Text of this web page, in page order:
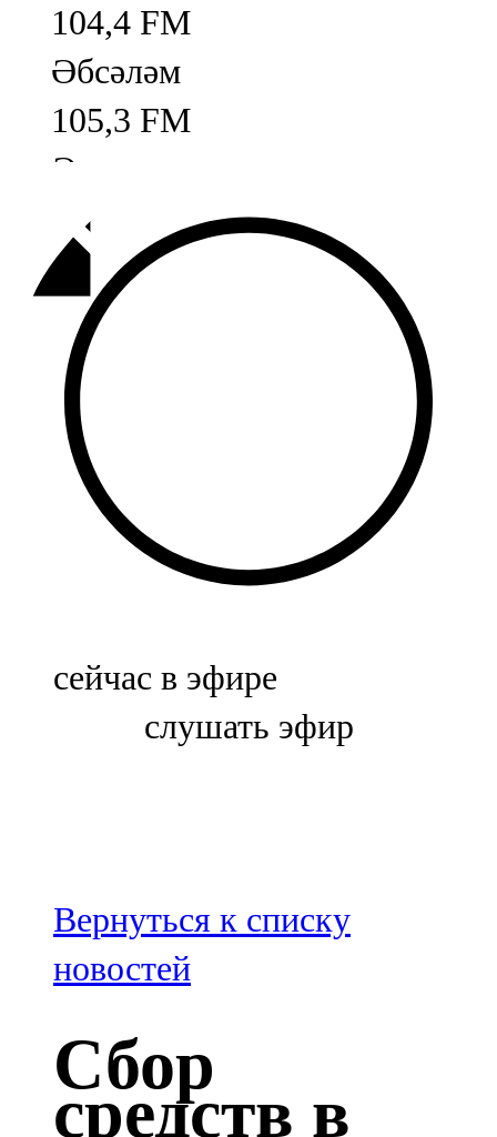
104,4 FM
Әбсәләм
105,3 FM
Әлмәт
92,9 FM
Базарлы матак
107,1 FM
Балык бистәсе
104,9 FM
Баулы
107,5 FM
Биләр
Болгар
100,3 FM
Зәй
106,6 FM
Кадыбаш
105,2 FM
сейчас в эфире
слушать эфир
Вернуться к списку
новостей
Сбор
средств в